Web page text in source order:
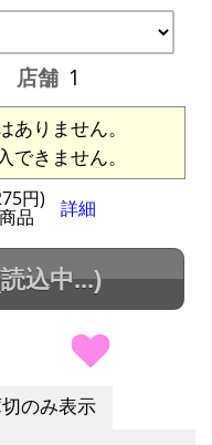
店舗 1
りません。
できません。
円)
品 詳細
込中...)
のみ表示